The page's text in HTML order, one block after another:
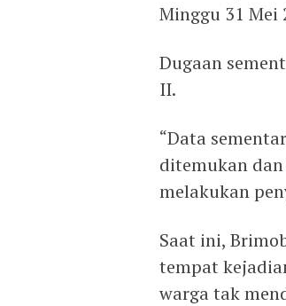
Minggu 31 Mei
Dugaan
II.
“Data
ditemukan
melakukan
Saat ini,
tempat
warga tak